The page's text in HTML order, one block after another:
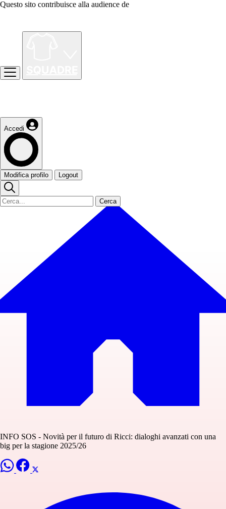
Questo sito contribuisce alla audience de
Accedi
Modifica profilo Logout
Cerca
INFO SOS - Novità per il futuro di Ricci: dialoghi avanzati con una
big per la stagione 2025/26